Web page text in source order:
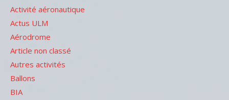
Activité aéronautique
Actus ULM
Aérodrome
Article non classé
Autres activités
Ballons
BIA